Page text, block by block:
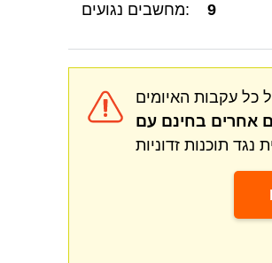
מחשבים נגועים:
9
כל עקבות האיומים